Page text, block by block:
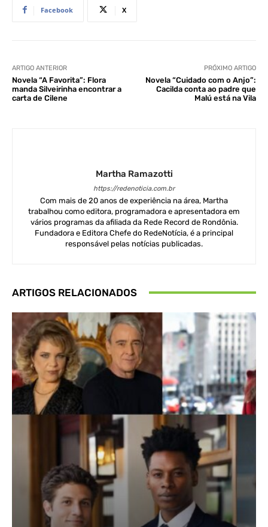
Facebook X
ARTIGO ANTERIOR
Novela “A Favorita”: Flora
manda Silveirinha encontrar a
carta de Cilene
PRÓXIMO ARTIGO
Novela “Cuidado com o Anjo”:
Cacilda conta ao padre que
Malú está na Vila
Martha Ramazotti
https://redenoticia.com.br
Com mais de 20 anos de experiência na área, Martha
trabalhou como editora, programadora e apresentadora em
vários programas da afiliada da Rede Record de Rondônia.
Fundadora e Editora Chefe do RedeNotícia, é a principal
responsável pelas notícias publicadas.
ARTIGOS RELACIONADOS